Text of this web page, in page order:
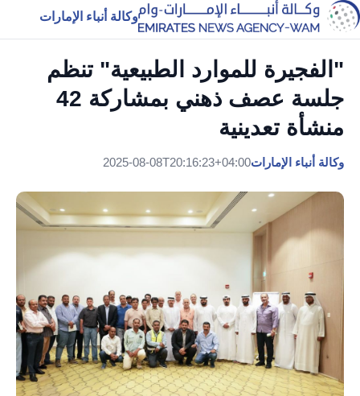
وكالة أنباء الإمارات
"الفجيرة للموارد الطبيعية" تنظم
جلسة عصف ذهني بمشاركة 42
منشأة تعدينية
وكالة أنباء الإمارات2025-08-08T20:16:23+04:00